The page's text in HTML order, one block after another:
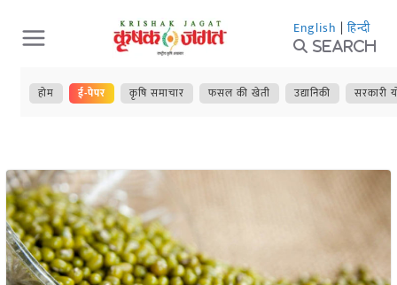
Skip
to
content
English | हिन्दी
Search
होम ई-पेपर कृषि समाचार फसल की खेती उद्यानिकी सरकारी